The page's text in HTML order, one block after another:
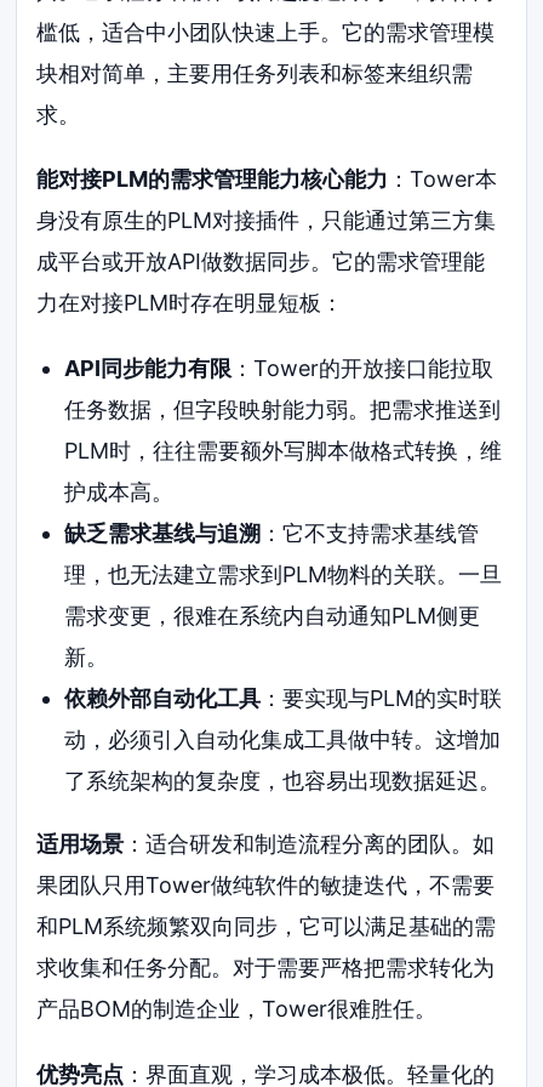
槛低，适合中小团队快速上手。它的需求管理模
块相对简单，主要用任务列表和标签来组织需
求。
能对接PLM的需求管理能力核心能力 ：Tower本
身没有原生的PLM对接插件，只能通过第三方集
成平台或开放API做数据同步。它的需求管理能
力在对接PLM时存在明显短板：
API同步能力有限：Tower的开放接口能拉取
任务数据，但字段映射能力弱。把需求推送到
PLM时，往往需要额外写脚本做格式转换，维
护成本高。
缺乏需求基线与追溯 ：它不支持需求基线管
理，也无法建立需求到PLM物料的关联。一旦
需求变更，很难在系统内自动通知PLM侧更
新。
依赖外部自动化工具：要实现与PLM的实时联
动，必须引入自动化集成工具做中转。这增加
了系统架构的复杂度，也容易出现数据延迟。
适用场景 ：适合研发和制造流程分离的团队。如
果团队只用Tower做纯软件的敏捷迭代，不需要
和PLM系统频繁双向同步，它可以满足基础的需
求收集和任务分配。对于需要严格把需求转化为
产品BOM的制造企业，Tower很难胜任。
优势亮点 ：界面直观，学习成本极低。轻量化的